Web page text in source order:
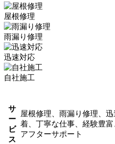
屋根修理
雨漏り修理
迅速対応
自社施工
サ
ー
ビ
ス
屋根修理、雨漏り修理、
着、丁寧な仕事、経験豊富
アフターサポート